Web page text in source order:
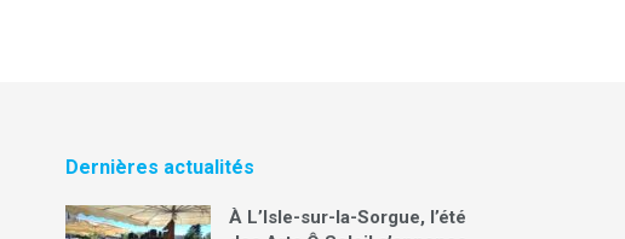
Dernières actualités
À L’Isle-sur-la-Sorgue, l’été